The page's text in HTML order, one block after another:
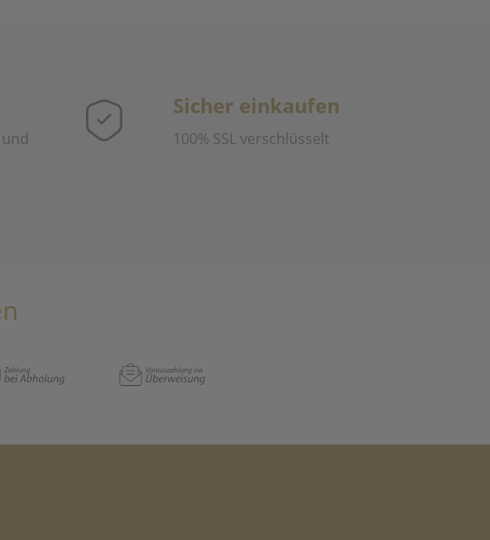
Sicher einkaufen
100% SSL verschlüsselt